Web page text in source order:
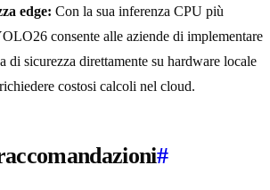
edge: Con la sua inferenza CPU più
consente alle aziende di implementare
di sicurezza direttamente su hardware locale
costosi calcoli nel cloud.
#